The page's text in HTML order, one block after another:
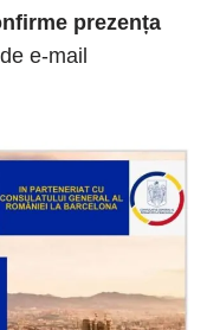
prezența
e-mail